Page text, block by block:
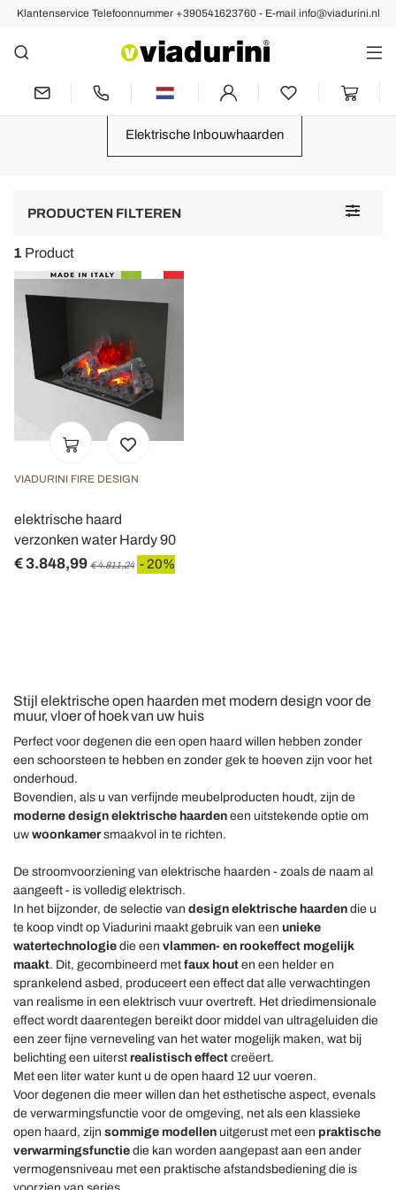
Klantenservice Telefoonnummer +390541623760 - E-mail info@viadurini.nl
Moderne Elektrische Haarden van
Design en Inrichting Made in Italy
Elektrische Inbouwhaarden
Toggle
PRODUCTEN FILTEREN
1 Product
VIADURINI FIRE DESIGN
elektrische haard
verzonken water Hardy 90
€ 3.848,99 € 4.811,24 - 20%
Stijl elektrische open haarden met modern design voor de
muur, vloer of hoek van uw huis
Perfect voor degenen die een open haard willen hebben zonder
een schoorsteen te hebben en zonder gek te hoeven zijn voor het
onderhoud.
Bovendien, als u van verfijnde meubelproducten houdt, zijn de
moderne design elektrische haarden een uitstekende optie om
uw woonkamersmaakvol in te richten.
De stroomvoorziening van elektrische haarden - zoals de naam al
aangeeft - is volledig elektrisch.
In het bijzonder, de selectie van design elektrische haarden die u
te koop vindt op Viadurini maakt gebruik van een unieke
watertechnologie die een vlammen- en rookeffect mogelijk
maakt. Dit, gecombineerd met faux hout en een helder en
sprankelend asbed, produceert een effect dat alle verwachtingen
van realisme in een elektrisch vuur overtreft. Het driedimensionale
effect wordt daarentegen bereikt door middel van ultrageluiden die
een zeer fijne verneveling van het water mogelijk maken, wat bij
belichting een uiterst realistisch effect creëert.
Met een liter water kunt u de open haard 12 uur voeren.
Voor degenen die meer willen dan het esthetische aspect, evenals
de verwarmingsfunctie voor de omgeving, net als een klassieke
open haard, zijn sommige modellen uitgerust met een praktische
verwarmingsfunctie die kan worden aangepast aan een ander
vermogensniveau met een praktische afstandsbediening die is